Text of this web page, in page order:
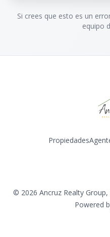
Si crees que esto es un
equipo
Propiedades
© 2026 Ancruz Realty Group,
Powered